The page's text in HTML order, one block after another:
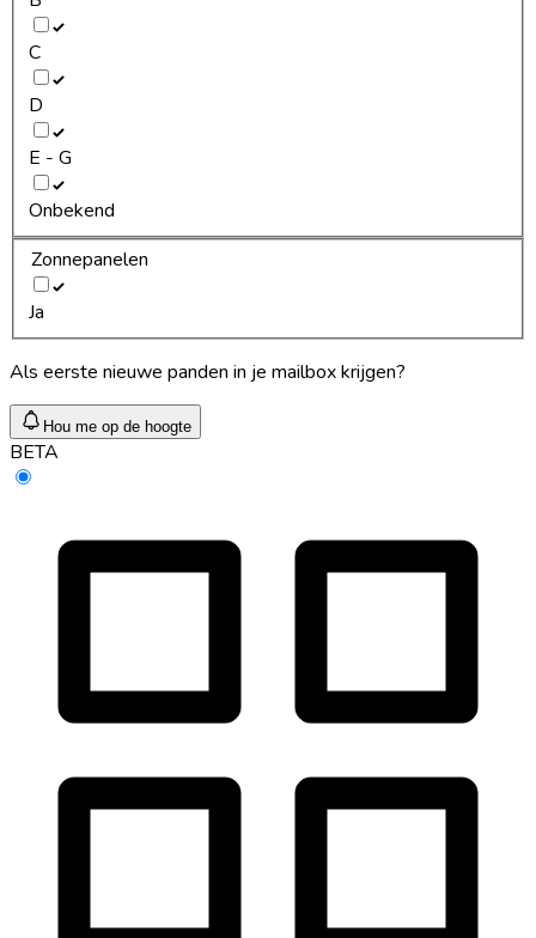
C
D
E - G
Onbekend
Zonnepanelen
Ja
Als eerste nieuwe panden in je mailbox krijgen?
Hou me op de hoogte
BETA